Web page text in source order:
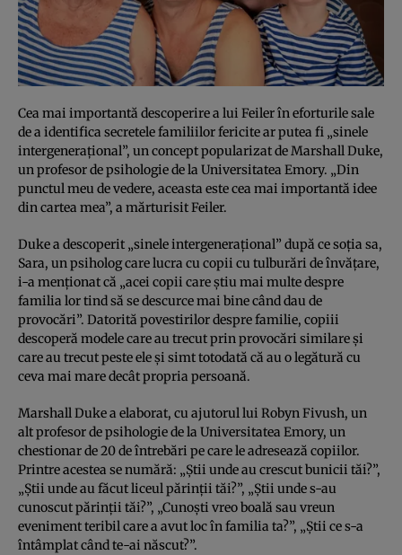
Cea mai importantă descoperire a lui Feiler în eforturile sale
de a identifica secretele familiilor fericite ar putea fi „sinele
intergeneraţional”, un concept popularizat de Marshall Duke,
un profesor de psihologie de la Universitatea Emory. „Din
punctul meu de vedere, aceasta este cea mai importantă idee
din cartea mea”, a mărturisit Feiler.
Duke a descoperit „sinele intergeneraţional” după ce soţia sa,
Sara, un psiholog care lucra cu copii cu tulburări de învăţare,
i-a menţionat că „acei copii care ştiu mai multe despre
familia lor tind să se descurce mai bine când dau de
provocări”. Datorită povestirilor despre familie, copiii
descoperă modele care au trecut prin provocări similare şi
care au trecut peste ele şi simt totodată că au o legătură cu
ceva mai mare decât propria persoană.
Marshall Duke a elaborat, cu ajutorul lui Robyn Fivush, un
alt profesor de psihologie de la Universitatea Emory, un
chestionar de 20 de întrebări pe care le adresează copiilor.
Printre acestea se numără: „Ştii unde au crescut bunicii tăi?”,
„Ştii unde au făcut liceul părinţii tăi?”, „Ştii unde s-au
cunoscut părinţii tăi?”, „Cunoşti vreo boală sau vreun
eveniment teribil care a avut loc în familia ta?”, „Ştii ce s-a
întâmplat când te-ai născut?”.